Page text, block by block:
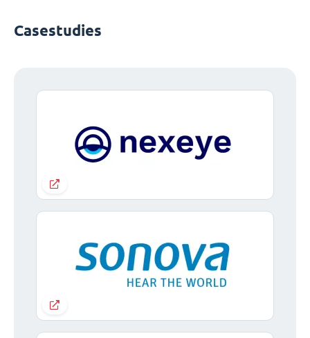
Casestudies